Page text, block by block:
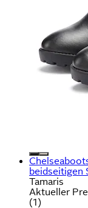
beidseitigen
Tamaris
Aktueller
(1)